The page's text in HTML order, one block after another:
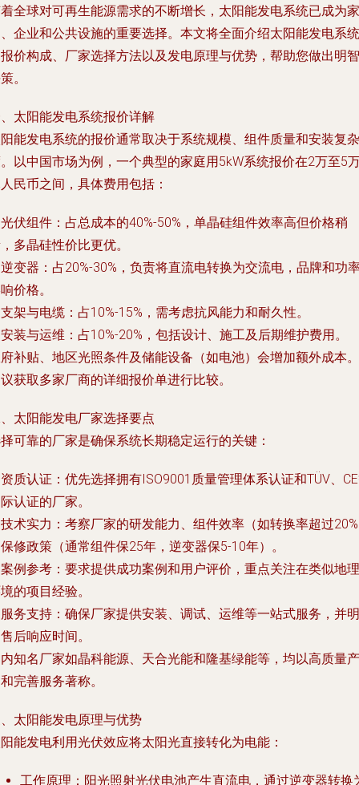
全球对可再生能源需求的不断增长，太阳能发电系统已成为家
企业和公共设施的重要选择。本文将全面介绍太阳能发电系统
价构成、厂家选择方法以及发电原理与优势，帮助您做出明智
。
太阳能发电系统报价详解
能发电系统的报价通常取决于系统规模、组件质量和安装复杂
以中国市场为例，一个典型的家庭用5kW系统报价在2万至5
民币之间，具体费用包括：
伏组件：占总成本的40%-50%，单晶硅组件效率高但价格稍
多晶硅性价比更优。
变器：占20%-30%，负责将直流电转换为交流电，品牌和功
价格。
架与电缆：占10%-15%，需考虑抗风能力和耐久性。
装与运维：占10%-20%，包括设计、施工及后期维护费用。
补贴、地区光照条件及储能设备（如电池）会增加额外成本。
获取多家厂商的详细报价单进行比较。
太阳能发电厂家选择要点
可靠的厂家是确保系统长期稳定运行的关键：
质认证：优先选择拥有ISO9001质量管理体系认证和TÜV、
认证的厂家。
术实力：考察厂家的研发能力、组件效率（如转换率超过
修政策（通常组件保25年，逆变器保5-10年）。
例参考：要求提供成功案例和用户评价，重点关注在类似地理
的项目经验。
务支持：确保厂家提供安装、调试、运维等一站式服务，并明
后响应时间。
知名厂家如晶科能源、天合光能和隆基绿能等，均以高质量产
完善服务著称。
太阳能发电原理与优势
能发电利用光伏效应将太阳光直接转化为电能：
工作原理：阳光照射光伏电池产生直流电，通过逆变器转换